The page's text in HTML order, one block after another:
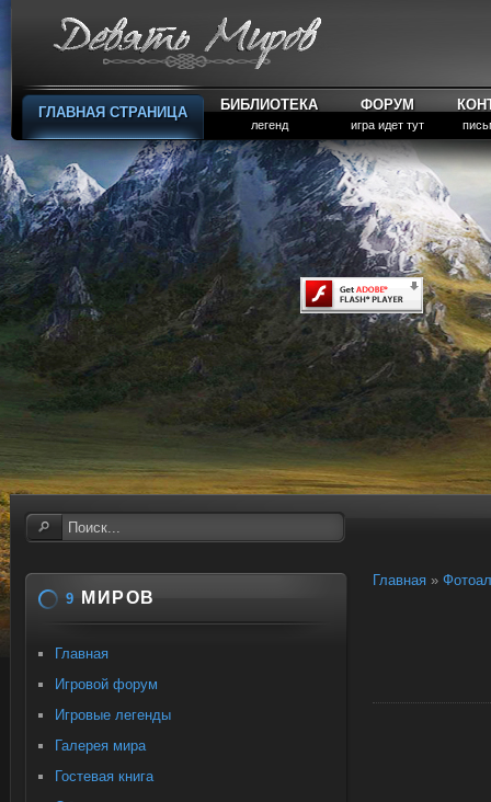
ГЛАВНАЯ СТРАНИЦА БИБЛИОТЕКА
легенд
ФОРУМ
игра идет тут
Главная »
9 МИРОВ
Главная
Игровой форум
Игровые легенды
Галерея мира
Гостевая книга